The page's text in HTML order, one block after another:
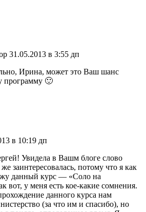
31.05.2013 в 3:55 дп
Ирина, может это Ваш шанс
программу 🙂
в 10:19 дп
Увидела в Вашм блоге слово
заинтересовалась, потому что я как
данный курс — «Соло на
вот, у меня есть кое-какие сомнения.
данного курса нам
(за что им и спасибо), но